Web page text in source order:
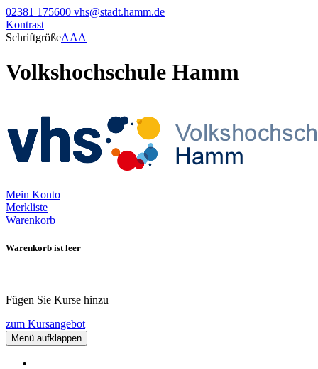
02381 175600 vhs@stadt.hamm.de
Kontrast
SchriftgrößeAAA
Volkshochschule Hamm
Mein Konto
Merkliste
Warenkorb
Warenkorb ist leer
Fügen Sie Kurse hinzu
zum Kursangebot
Menü aufklappen